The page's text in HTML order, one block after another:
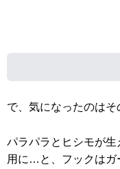
で、気になったのはそ
パラパラとヒシモが
用に…と、フックはガ